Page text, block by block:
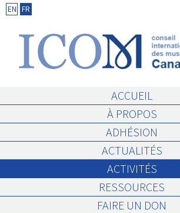
Skip
content
EN FR
ACCUEIL
À PROPOS
ADHÉSION
ACTUALITÉS
ACTIVITÉS
RESSOURCES
FAIRE UN DON